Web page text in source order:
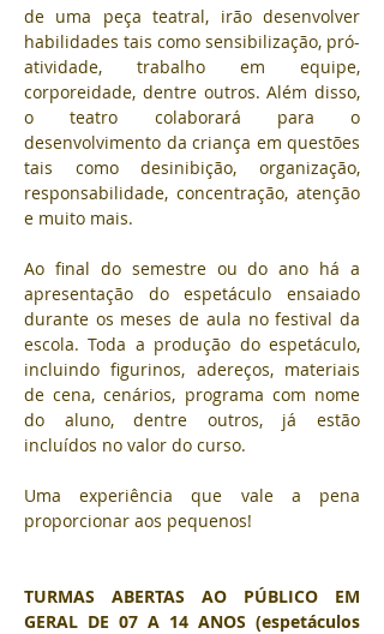
de uma peça teatral, irão desenvolver
habilidades tais como sensibilização, pró-
atividade, trabalho em equipe,
corporeidade, dentre outros. Além disso,
o teatro colaborará para o
desenvolvimento da criança em questões
tais como desinibição, organização,
responsabilidade, concentração, atenção
e muito mais.
Ao final do semestre ou do ano há a
apresentação do espetáculo ensaiado
durante os meses de aula no festival da
escola. Toda a produção do espetáculo,
incluindo figurinos, adereços, materiais
de cena, cenários, programa com nome
do aluno, dentre outros, já estão
incluídos no valor do curso.
Uma experiência que vale a pena
proporcionar aos pequenos!
TURMAS ABERTAS AO PÚBLICO EM
GERAL DE 07 A 14 ANOS (espetáculos